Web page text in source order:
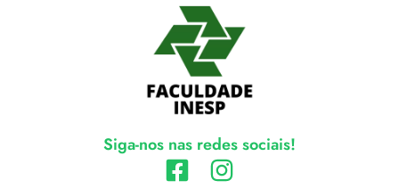
Siga-nos nas redes sociais!